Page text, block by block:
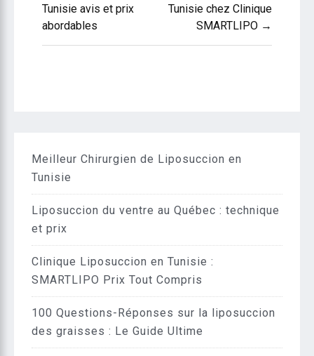
de
l’article
Tunisie avis et prix
abordables
Tunisie chez Clinique
SMARTLIPO →
Meilleur Chirurgien de Liposuccion en
Tunisie
Liposuccion du ventre au Québec : technique
et prix
Clinique Liposuccion en Tunisie :
SMARTLIPO Prix Tout Compris
100 Questions-Réponses sur la liposuccion
des graisses : Le Guide Ultime